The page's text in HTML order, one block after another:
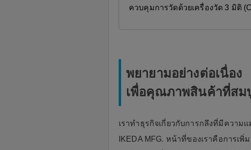
ควบคุมการวัดด้วยเครื่องวัด 3 มิติ
พยายามอย่างต่อเนื่อง
เพื่อคุณภาพสินค้าที่ส
เราทำธุรกิจเกี่ยวกับการกลึงที่มีความ
IKEDA MFG. หน้าที่ของเราคือการเพิ่